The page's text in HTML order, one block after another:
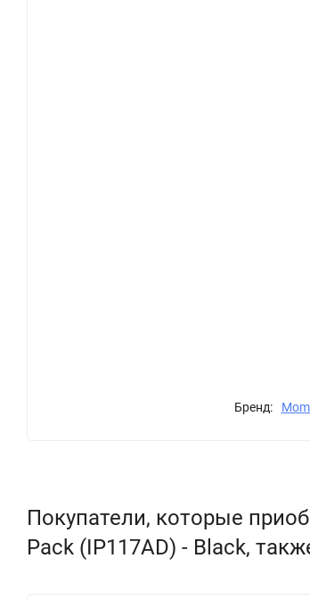
Бренд:
Покупатели, которые
Pack (IP117AD) - Black,